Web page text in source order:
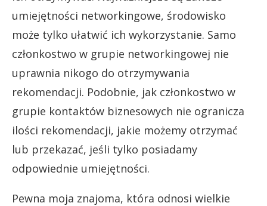
umiejętności networkingowe, środowisko
może tylko ułatwić ich wykorzystanie. Samo
członkostwo w grupie networkingowej nie
uprawnia nikogo do otrzymywania
rekomendacji. Podobnie, jak członkostwo w
grupie kontaktów biznesowych nie ogranicza
ilości rekomendacji, jakie możemy otrzymać
lub przekazać, jeśli tylko posiadamy
odpowiednie umiejętności.
Pewna moja znajoma, która odnosi wielkie